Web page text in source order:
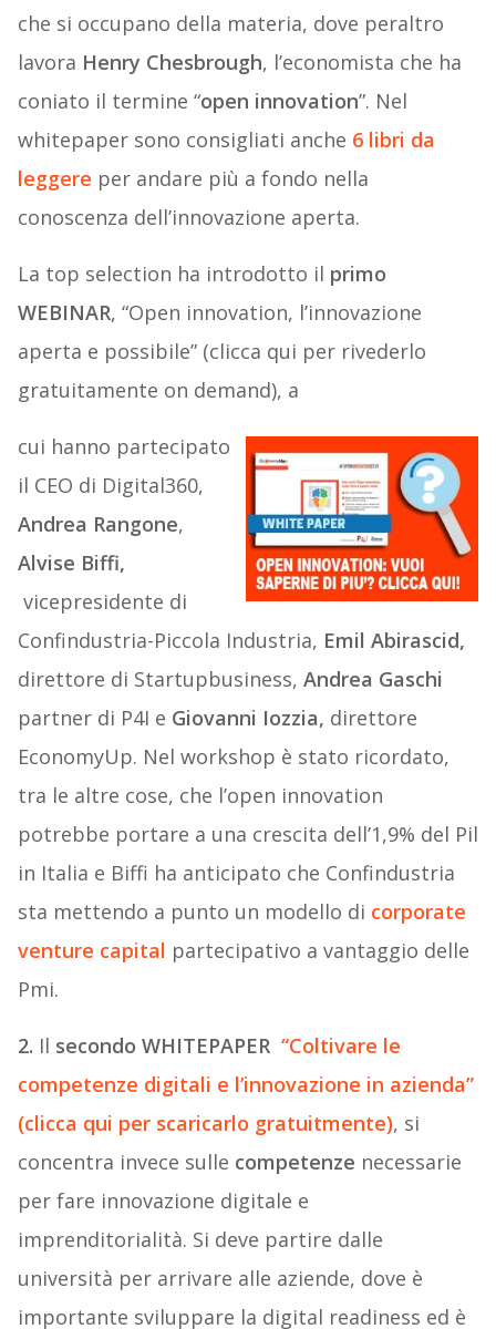
che si occupano della materia, dove peraltro
lavora Henry Chesbrough, l’economista che ha
coniato il termine “open innovation”. Nel
whitepaper sono consigliati anche 6 libri da
leggere per andare più a fondo nella
conoscenza dell’innovazione aperta.
La top selection ha introdotto il primo
WEBINAR, “Open innovation, l’innovazione
aperta e possibile” (clicca qui per rivederlo
gratuitamente on demand), a
cui hanno partecipato
il CEO di Digital360,
Andrea Rangone,
Alvise Biffi,
vicepresidente di
Confindustria-Piccola Industria, Emil Abirascid,
direttore di Startupbusiness, Andrea Gaschi
partner di P4I e Giovanni Iozzia, direttore
EconomyUp. Nel workshop è stato ricordato,
tra le altre cose, che l’open innovation
potrebbe portare a una crescita dell’1,9% del Pil
in Italia e Biffi ha anticipato che Confindustria
sta mettendo a punto un modello di corporate
venture capital partecipativo a vantaggio delle
Pmi.
2. Il secondo WHITEPAPER “Coltivare le
competenze digitali e l’innovazione in azienda”
(clicca qui per scaricarlo gratuitmente), si
concentra invece sulle competenze necessarie
per fare innovazione digitale e
imprenditorialità. Si deve partire dalle
università per arrivare alle aziende, dove è
importante sviluppare la digital readiness ed è